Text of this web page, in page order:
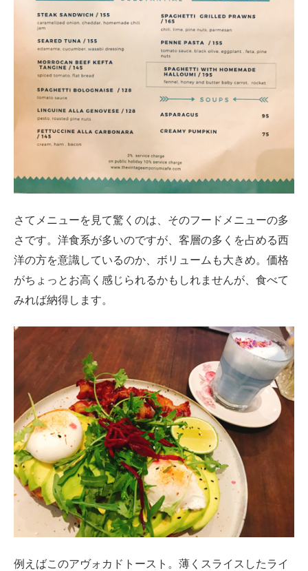
さてメニューを見て驚くのは、そのフードメニューの多
さです。洋食系が多いのですが、客層の多くを占める西
洋の方を意識しているのか、ボリュームも大きめ。価格
がちょっとお高く感じられるかもしれませんが、食べて
みれば納得します。
例えばこのアヴォカドトースト。薄くスライスしたライ